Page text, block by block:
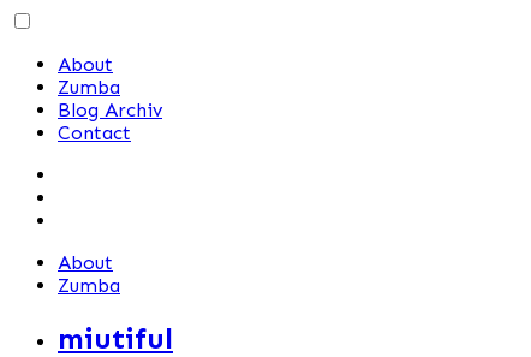
Skip
contentAbout
Zumba
Blog Archiv
Contact
About
Zumba
miutiful